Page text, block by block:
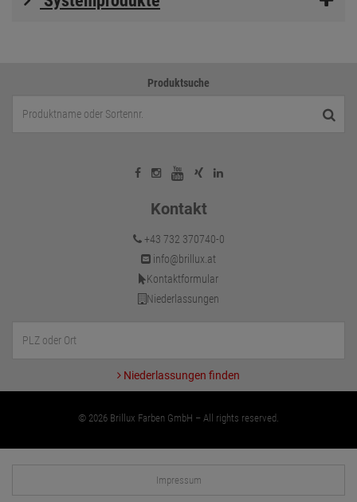
Produktsuche
Kontakt
+43 732 370740-0
info@brillux.at
Kontaktformular
Niederlassungen
Niederlassungen finden
© 2026 Brillux Farben GmbH – All rights reserved.
Impressum